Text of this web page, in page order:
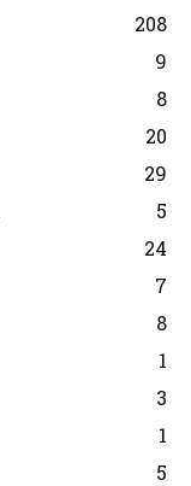
208
9
8
20
29
5
24
7
8
1
3
1
5